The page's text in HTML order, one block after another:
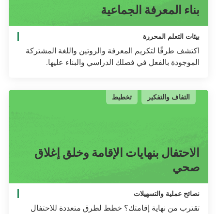
بناء المعرفة الجماعية
بيئات التعلم المحررة
اكتشف طرقًا لتكريم المعرفة والروتين واللغة المشتركة
الموجودة بالفعل في فصلك الدراسي والبناء عليها.
التفاف والتفكير تخطيط
الاحتفال بنهايات الإقامة وخلق إغلاق
صحي
نصائح عملية والتسهيلات
تقترب من نهاية إقامتك؟ خطط لطرق متعددة للاحتفال